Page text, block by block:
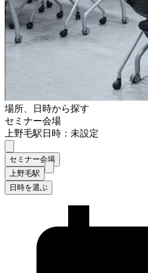
場所、日時から探す
セミナー会場
上野毛駅日時：未設定
セミナー会場
上野毛駅
日時を選ぶ